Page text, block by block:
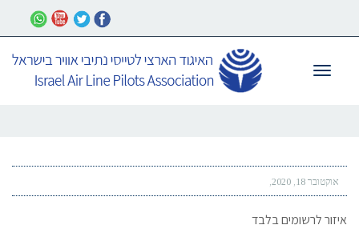
תפריט
אוקטובר 18, 2020
איזור לרשומים בלבד